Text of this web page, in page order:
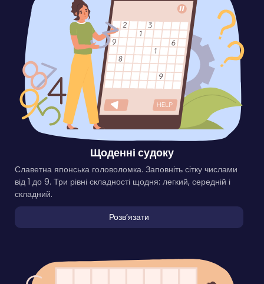
Щоденні судоку
Славетна японська головоломка. Заповніть сітку числами
від 1 до 9. Три рівні складності щодня: легкий, середній і
складний.
Розвʼязати